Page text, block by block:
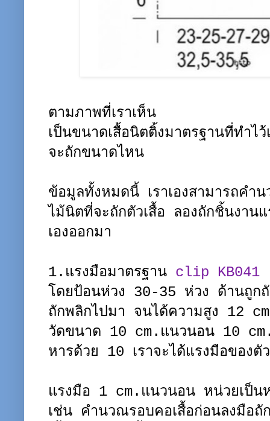
ตามภาพที่เราเห็น
เป็นขนาดเสื้อนิตติ้งมาตรฐานที่ทำไว้
จะถักขนาดไหน
ข้อมูลทั้งหมดนี้ เราเองสามารถคำ
ไม้นิตที่จะถักตัวเสื้อ ลองถักชิ้นงานแ
เองออกมา
1.แรงมือมาตรฐาน clip KB041
โดยป้อนห่วง 30-35 ห่วง ด้าน
ถักพลิกไปมา จนได้ความสูง 12
วัดขนาด 10 cm.แนวนอน 10
หารด้วย 10 เราจะได้แรงมือของตั
แรงมือ 1 cm.แนวนอน หน่วยเป็น
เช่น คำนวณรอบคอเสื้อก่อนลงมือ